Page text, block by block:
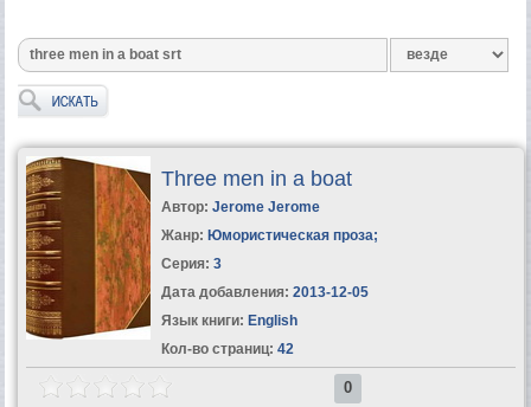
Three men in a boat
Автор: Jerome Jerome
Жанр: Юмористическая проза;
Серия: 3
Дата добавления: 2013-12-05
Язык книги: English
Кол-во страниц: 42
0